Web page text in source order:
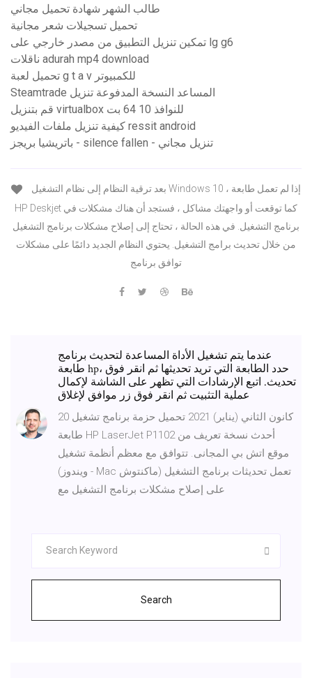
طالب الشهر شهادة تحميل مجاني
تحميل تسجيلات شعر مجانية
تمكين تنزيل التطبيق من مصدر خارجي على lg g6
ناقلات adurah mp4 download
تحميل لعبة g t a v للكمبيوتر
Steamtrade المساعد النسخة المدفوعة تنزيل
قم بتنزيل virtualbox للنوافذ 10 64 بت
كيفية تنزيل ملفات الفيديو ressit android
باتريشيا بريجز - silence fallen - تنزيل مجاني
HP Deskjet كما توقعت أو واجهتك مشاكل ، فستجد أن هناك مشكلات في
برنامج التشغيل. في هذه الحالة ، تحتاج إلى إصلاح مشكلات برنامج التشغيل
من خلال تحديث برامج التشغيل. يحتوي النظام الجديد دائمًا على مشكلات
توافق برنامج
عندما يتم تشغيل الأداة المساعدة لتحديث برنامج
طابعة hp، حدد الطابعة التي تريد تحديثها ثم انقر فوق
تحديث. اتبع الإرشادات التي تظهر على الشاشة لإكمال
عملية التثبيت ثم انقر فوق زر موافق لإغلاق
20 كانون الثاني (يناير) 2021 تحميل حزمة برنامج تشغيل
طابعة HP LaserJet P1102 أحدث نسخة تعريف من
موقع اتش بي المجانى. تتوافق مع معظم أنظمة تشغيل
(ويندوز - Mac ماكنتوش) تعمل تحديثات برنامج التشغيل
على إصلاح مشكلات برنامج التشغيل مع
Search